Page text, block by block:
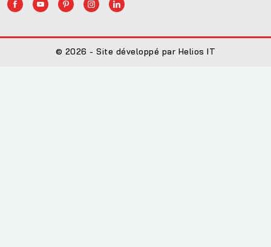
© 2026 - Site développé par Helios IT